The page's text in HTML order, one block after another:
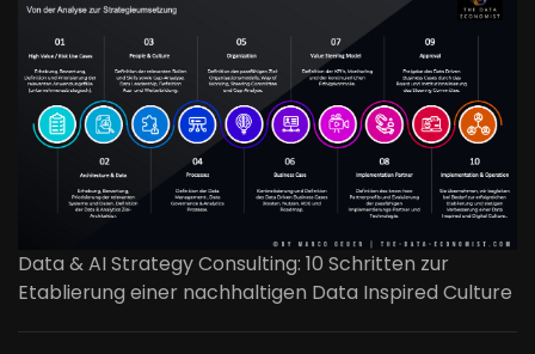
Data & AI Strategy Consulting: 10 Schritten zur
Etablierung einer nachhaltigen Data Inspired Culture